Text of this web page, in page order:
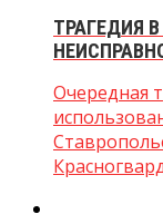
ТРАГЕДИЯ
Очередная